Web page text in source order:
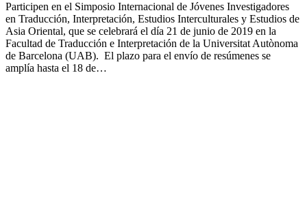
Participen en el Simposio Internacional de Jóvenes Investigadores
en Traducción, Interpretación, Estudios Interculturales y Estudios de
Asia Oriental, que se celebrará el día 21 de junio de 2019 en la
Facultad de Traducción e Interpretación de la Universitat Autònoma
de Barcelona (UAB). El plazo para el envío de resúmenes se
amplía hasta el 18 de…